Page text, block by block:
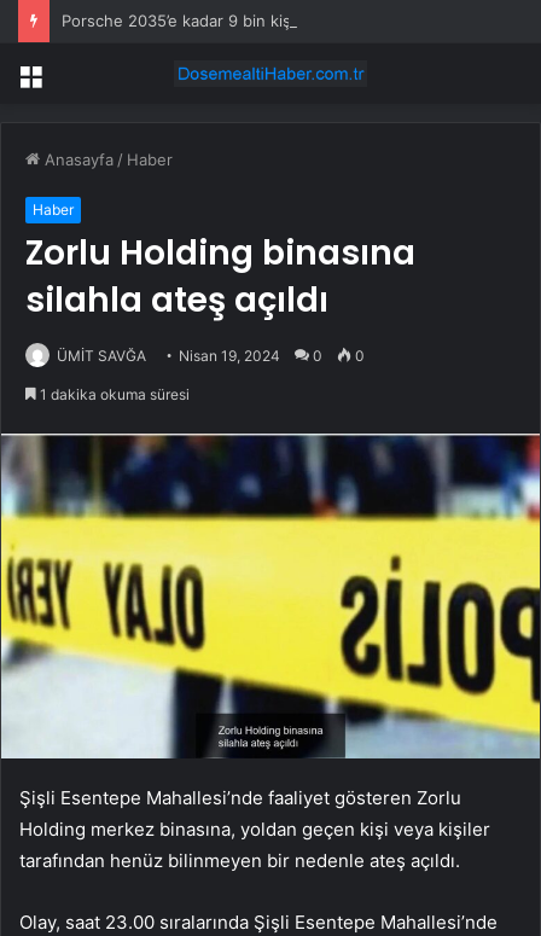
Porsche 2035’e kadar 9 bin kişiyi işten çıkaracak
Menü
Anasayfa / Haber
Haber
Zorlu Holding binasına
silahla ateş açıldı
ÜMİT SAVĞA Nisan 19, 2024 0 0
1 dakika okuma süresi
Şişli Esentepe Mahallesi’nde faaliyet gösteren Zorlu
Holding merkez binasına, yoldan geçen kişi veya kişiler
tarafından henüz bilinmeyen bir nedenle ateş açıldı.
Olay, saat 23.00 sıralarında Şişli Esentepe Mahallesi’nde